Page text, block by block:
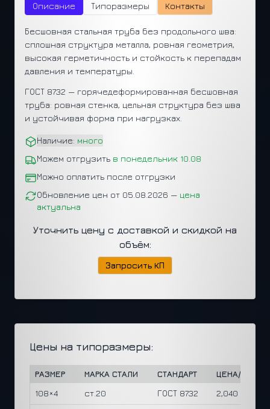
Описание Типоразмеры Контакты
Бесшовная стальная труба без продольного шва:
сплошная структура металла, ровная геометрия,
высокая герметичность и стойкость к перепадам
давления и температуры.
ГОСТ 8732 — горячедеформированная бесшовная
труба: ровная стенка, цельная структура без шва
и устойчивая форма при нагрузках.
Наличие: много
Можем отгрузить в понедельник 10.08
Можно оплатить после отгрузки
Обновление цен от 05.08.2026 — цена
актуальна
Уточнить цену с доставкой и скидкой на
объём:
Запросить КП
Цены на типоразмеры:
РАЗМЕР МАРКА СТАЛИ СТАНДАРТ ЦЕНА/М
108×4
ст.20 ГОСТ 8732 2,040 ₽